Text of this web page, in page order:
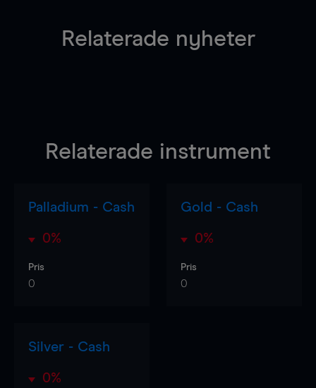
Relaterade nyheter
Relaterade instrument
Palladium - Cash
0%
Pris
0
Gold - Cash
0%
Pris
0
Silver - Cash
0%